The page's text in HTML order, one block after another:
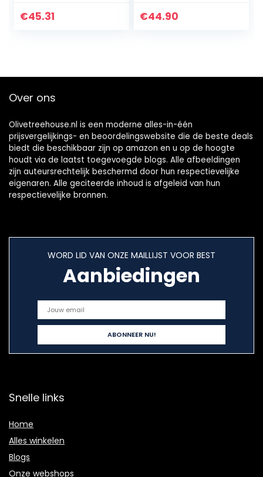
2500W |
kookplaten met
eiliging | DKP 5033
€45.31
draagbare
€44.90
Over ons
Olivetreehouse.nl is een moderne alles-in-één
prijsvergelijkings- en beoordelingswebsite die de beste deals
biedt die beschikbaar zijn op amazon en u op de hoogte
houdt via de laatst toegevoegde blogs. Alle afbeeldingen
zijn auteursrechtelijk beschermd door hun respectievelijke
eigenaren. Alle geciteerde inhoud is afgeleid van hun
respectievelijke bronnen.
WORD LID VAN ONZE MAILLIJST VOOR BEST
Aanbiedingen
Snelle links
Home
Alles winkelen
Blogs
Onze webshops